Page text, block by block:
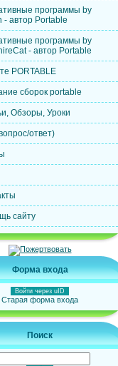
программы by
- автор Portable
программы by
- автор Portable
PORTABLE
сборок portable
Обзоры, Уроки
ответ)
сайту
Форма входа
Войти через uID
Старая форма входа
Поиск